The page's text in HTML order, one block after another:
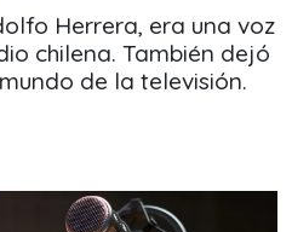
Herrera, era una voz
chilena. También dejó
de la televisión.